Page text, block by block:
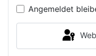
Angemeldet